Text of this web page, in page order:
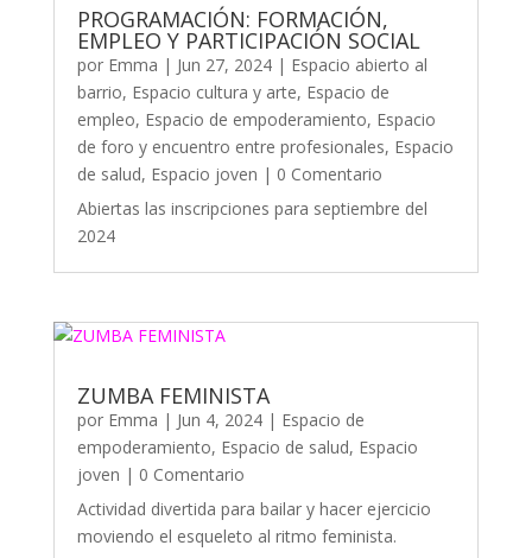
PROGRAMACIÓN: FORMACIÓN,
EMPLEO Y PARTICIPACIÓN SOCIAL
por Emma | Jun 27, 2024| Espacio abierto al
barrio, Espacio cultura y arte, Espacio de
empleo, Espacio de empoderamiento, Espacio
de foro y encuentro entre profesionales, Espacio
de salud, Espacio joven | 0 Comentario
Abiertas las inscripciones para septiembre del
2024
ZUMBA FEMINISTA
por Emma | Jun 4, 2024| Espacio de
empoderamiento, Espacio de salud, Espacio
joven | 0 Comentario
Actividad divertida para bailar y hacer ejercicio
moviendo el esqueleto al ritmo feminista.